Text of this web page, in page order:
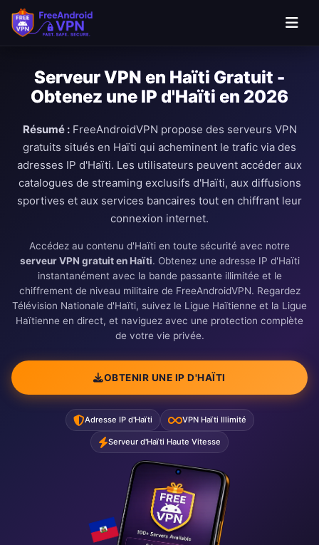
Passer au contenu principal
Serveur VPN en Haïti Gratuit -
Obtenez une IP d'Haïti en 2026
Résumé :FreeAndroidVPN propose des serveurs VPN
gratuits situés en Haïti qui acheminent le trafic via des
adresses IP d'Haïti. Les utilisateurs peuvent accéder aux
catalogues de streaming exclusifs d'Haïti, aux diffusions
sportives et aux services bancaires tout en chiffrant leur
connexion internet.
Accédez au contenu d'Haïti en toute sécurité avec notre
serveur VPN gratuit en Haïti. Obtenez une adresse IP d'Haïti
instantanément avec la bande passante illimitée et le
chiffrement de niveau militaire de FreeAndroidVPN. Regardez
Télévision Nationale d'Haïti, suivez le Ligue Haïtienne et la Ligue
Haïtienne en direct, et naviguez avec une protection complète
de votre vie privée.
OBTENIR UNE IP D'HAÏTI
Adresse IP d'Haïti VPN Haïti Illimité
Serveur d'Haïti Haute Vitesse